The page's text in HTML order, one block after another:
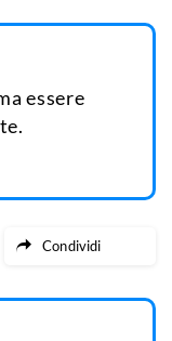
essere
Condividi